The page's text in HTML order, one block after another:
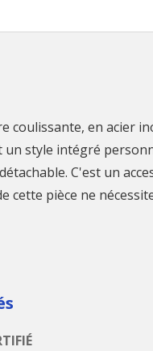
coulissante, en acier
un style intégré
C'est un
cette pièce ne